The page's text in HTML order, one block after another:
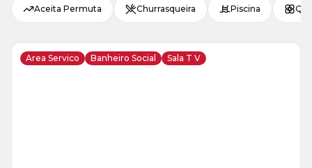
Aceita Permuta Churrasqueira Piscina
Area Servico Banheiro Social Sala T V